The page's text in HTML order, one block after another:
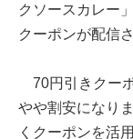
クソースカレー
クーポンが配信
70円引きクー
やや割安になり
くクーポンを活